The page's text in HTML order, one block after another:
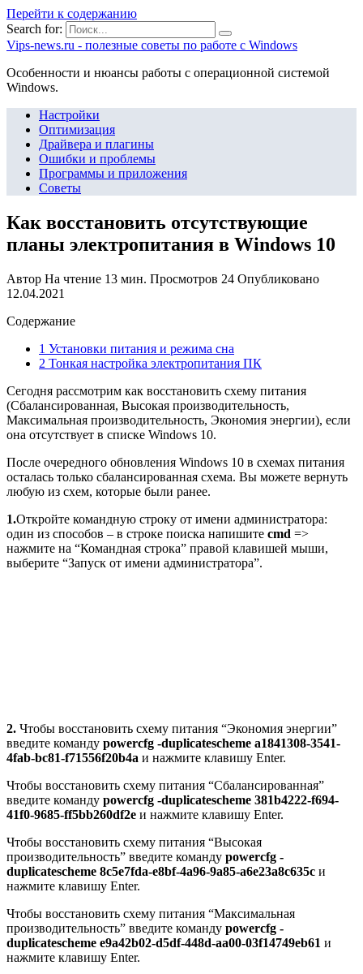
Перейти к содержанию
Search for:
Vips-news.ru - полезные советы по работе с Windows
Особенности и нюансы работы с операционной системой
Windows.
Настройки
Оптимизация
Драйвера и плагины
Ошибки и проблемы
Программы и приложения
Советы
Как восстановить отсутствующие
планы электропитания в Windows 10
Автор На чтение 13 мин. Просмотров 24 Опубликовано
12.04.2021
Содержание
1 Установки питания и режима сна
2 Тонкая настройка электропитания ПК
Сегодня рассмотрим как восстановить схему питания
(Сбалансированная, Высокая производительность,
Максимальная производительность, Экономия энергии), если
она отсутствует в списке Windows 10.
После очередного обновления Windows 10 в схемах питания
осталась только сбалансированная схема. Вы можете вернуть
любую из схем, которые были ранее.
1.Откройте командную строку от имени администратора:
один из способов – в строке поиска напишите cmd =>
нажмите на “Командная строка” правой клавишей мыши,
выберите “Запуск от имени администратора”.
2. Чтобы восстановить схему питания “Экономия энергии”
введите команду powercfg -duplicatescheme a1841308-3541-
4fab-bc81-f71556f20b4a и нажмите клавишу Enter.
Чтобы восстановить схему питания “Сбалансированная”
введите команду powercfg -duplicatescheme 381b4222-f694-
41f0-9685-ff5bb260df2e и нажмите клавишу Enter.
Чтобы восстановить схему питания “Высокая
производительность” введите команду powercfg -
duplicatescheme 8c5e7fda-e8bf-4a96-9a85-a6e23a8c635c и
нажмите клавишу Enter.
Чтобы восстановить схему питания “Максимальная
производительность” введите команду powercfg -
duplicatescheme e9a42b02-d5df-448d-aa00-03f14749eb61 и
нажмите клавишу Enter.